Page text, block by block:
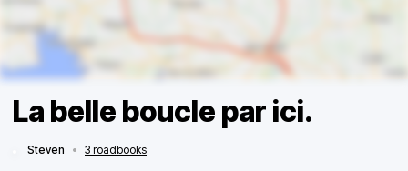
La belle boucle par ici.
Steven • 3 roadbooks